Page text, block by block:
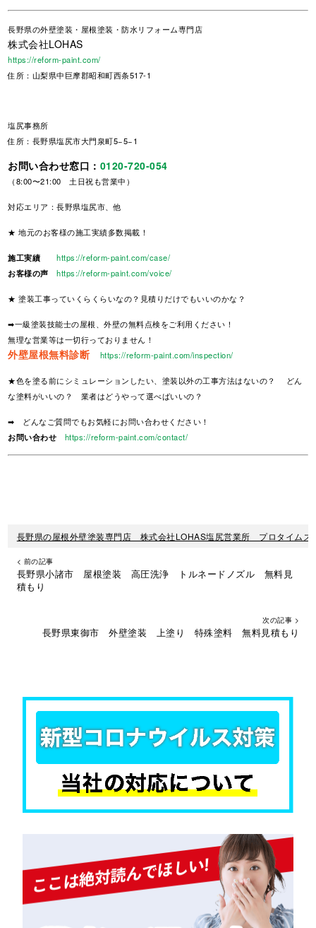
長野県の外壁塗装・屋根塗装・防水リフォーム専門店
株式会社LOHAS
https://reform-paint.com/
住所：山梨県中巨摩郡昭和町西条517-1
塩尻事務所
住所：長野県塩尻市大門泉町5−5−1
お問い合わせ窓口： 0120-720-054
（8:00〜21:00 土日祝も営業中）
対応エリア：長野県塩尻市、他
★ 地元のお客様の施工実績多数掲載！
施工実績
https://reform-paint.com/case/
お客様の声
https://reform-paint.com/voice/
★ 塗装工事っていくらくらいなの？見積りだけでもいいのかな？
➡一級塗装技能士の屋根、外壁の無料点検をご利用ください！
無理な営業等は一切行っておりません！
外壁屋根無料診断 https://reform-paint.com/inspection/
★色を塗る前にシミュレーションしたい、塗装以外の工事方法はないの？ どん
な塗料がいいの？ 業者はどうやって選べばいいの？
➡ どんなご質問でもお気軽にお問い合わせください！
お問い合わせ
https://reform-paint.com/contact/
長野県の屋根外壁塗装専門店 株式会社LOHAS塩尻営業所 プロタイムズ
< 前の記事
長野県小諸市 屋根塗装 高圧洗浄 トルネードノズル 無料見
積もり
次の記事 >
長野県東御市 外壁塗装 上塗り 特殊塗料 無料見積もり